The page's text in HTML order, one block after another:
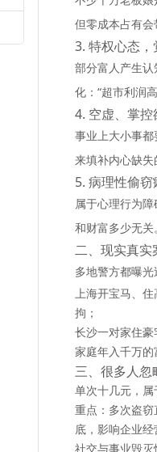
但零成本占有
3. 特权心态
部分富人产生
化：“超市利润
4. 空虚、掌控
事业上大小事
来填补内心缺失
5. 病理性偷窃
属于心理行为
和财富多少无关。
二、现实真实
多地警方都曝光
上海开宝马、
拘；
长沙一对家住
家庭年入千万的
三、很多人忽
单次十几元，
重点：多次盗
底，影响企业经
社交与事业毁